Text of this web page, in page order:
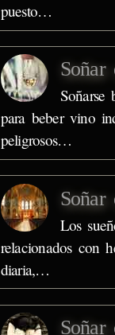
puesto…
Soñar
Soñarse
para beber vino
peligrosos…
Soñar
Los
relacionados con
diaria,…
Soñar